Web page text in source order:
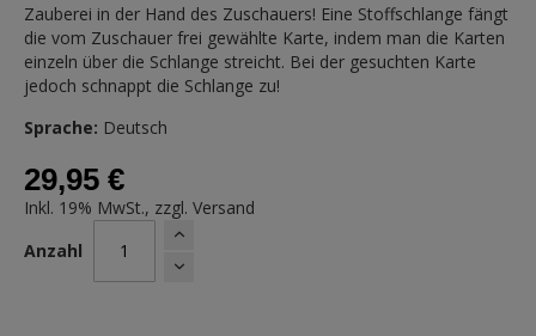
Zauberei in der Hand des Zuschauers! Eine Stoffschlange fängt
die vom Zuschauer frei gewählte Karte, indem man die Karten
einzeln über die Schlange streicht. Bei der gesuchten Karte
jedoch schnappt die Schlange zu!
Sprache: Deutsch
29,95 €
Inkl. 19% MwSt., zzgl. Versand
Anzahl